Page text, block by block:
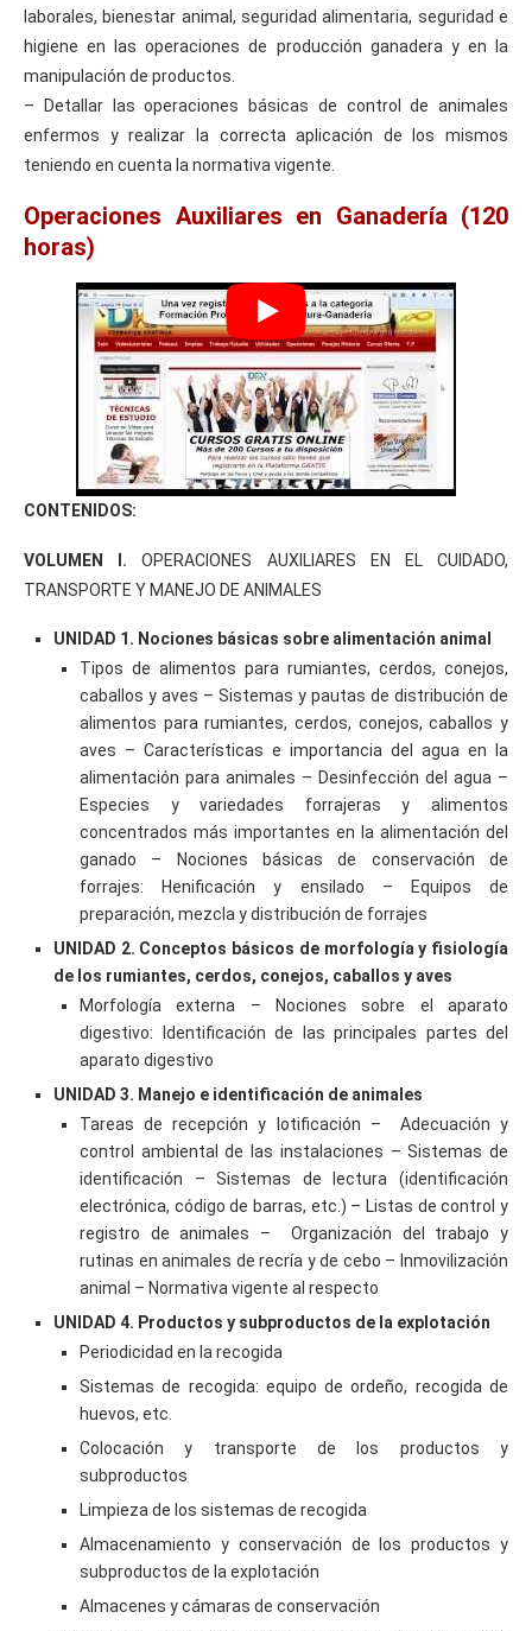
laborales, bienestar animal, seguridad alimentaria, seguridad e
higiene en las operaciones de producción ganadera y en la
manipulación de productos.
– Detallar las operaciones básicas de control de animales
enfermos y realizar la correcta aplicación de los mismos
teniendo en cuenta la normativa vigente.
Operaciones Auxiliares en Ganadería (120
horas)
CONTENIDOS:
VOLUMEN I. OPERACIONES AUXILIARES EN EL CUIDADO,
TRANSPORTE Y MANEJO DE ANIMALES
UNIDAD 1. Nociones básicas sobre alimentación animal
Tipos de alimentos para rumiantes, cerdos, conejos,
caballos y aves – Sistemas y pautas de distribución de
alimentos para rumiantes, cerdos, conejos, caballos y
aves – Características e importancia del agua en la
alimentación para animales – Desinfección del agua –
Especies y variedades forrajeras y alimentos
concentrados más importantes en la alimentación del
ganado – Nociones básicas de conservación de
forrajes: Henificación y ensilado – Equipos de
preparación, mezcla y distribución de forrajes
UNIDAD 2. Conceptos básicos de morfología y fisiología
de los rumiantes, cerdos, conejos, caballos y aves
Morfología externa – Nociones sobre el aparato
digestivo: Identificación de las principales partes del
aparato digestivo
UNIDAD 3. Manejo e identificación de animales
Tareas de recepción y lotificación – Adecuación y
control ambiental de las instalaciones – Sistemas de
identificación – Sistemas de lectura (identificación
electrónica, código de barras, etc.) – Listas de control y
registro de animales – Organización del trabajo y
rutinas en animales de recría y de cebo – Inmovilización
animal – Normativa vigente al respecto
UNIDAD 4. Productos y subproductos de la explotación
Periodicidad en la recogida
Sistemas de recogida: equipo de ordeño, recogida de
huevos, etc.
Colocación y transporte de los productos y
subproductos
Limpieza de los sistemas de recogida
Almacenamiento y conservación de los productos y
subproductos de la explotación
Almacenes y cámaras de conservación